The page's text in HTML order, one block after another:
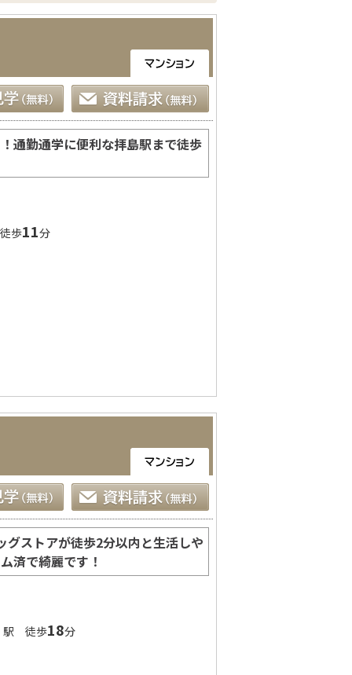
通勤通学に便利な拝島駅まで徒歩
歩11分
グストアが徒歩2分以内と生活しや
済で綺麗です！
駅 徒歩18分